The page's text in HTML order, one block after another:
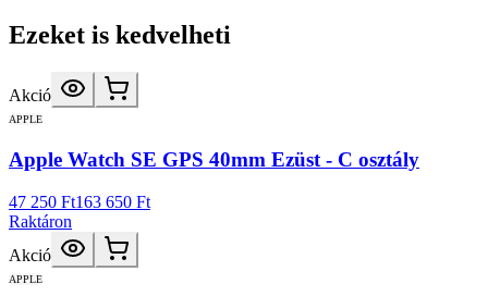
Ezeket is kedvelheti
Akció
APPLE
Apple Watch SE GPS 40mm Ezüst - C osztály
47 250 Ft163 650 Ft
Raktáron
Akció
APPLE